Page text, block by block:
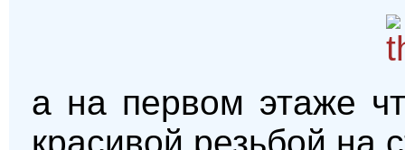
а на первом этаже
красивой резьбой на